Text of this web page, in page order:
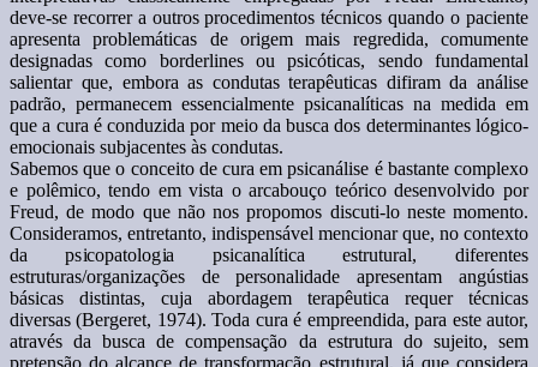
deve-se recorrer a outros procedimentos técnicos quando o paciente
apresenta problemáticas de origem mais regredida, comumente
designadas como borderlines ou psicóticas, sendo fundamental
salientar que, embora as condutas terapêuticas difiram da análise
padrão, permanecem essencialmente psicanalíticas na medida em
que a cura é conduzida por meio da busca dos determinantes lógico-
emocionais subjacentes às condutas.
Sabemos que o conceito de cura em psicanálise é bastante complexo
e polêmico, tendo em vista o arcabouço teórico desenvolvido por
Freud, de modo que não nos propomos discuti-lo neste momento.
Consideramos, entretanto, indispensável mencionar que, no contexto
da psicopatologia psicanalítica estrutural, diferentes
estruturas/organizações de personalidade apresentam angústias
básicas distintas, cuja abordagem terapêutica requer técnicas
diversas (Bergeret, 1974). Toda cura é empreendida, para este autor,
através da busca de compensação da estrutura do sujeito, sem
pretensão do alcance de transformação estrutural, já que considera